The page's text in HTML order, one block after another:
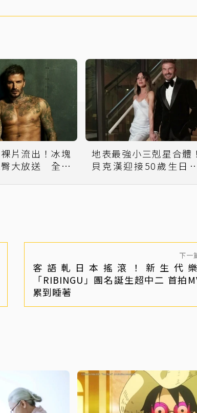
片流出！冰塊
臀大放送 全網
地表最強小三剋星合體
貝克漢迎接50歲生日
下一
客語軋日本搖滾！新生代
「RIBINGU」團名誕生超中二 首拍
累到睡著